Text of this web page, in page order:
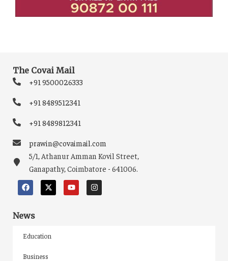
The Covai Mail
+91 9500026333
+91 8489512341
+91 8489812341
prawin@covaimail.com
5/1, Athanur Amman Kovil Street,
Ganapathy, Coimbatore - 641006.
News
Education
Business